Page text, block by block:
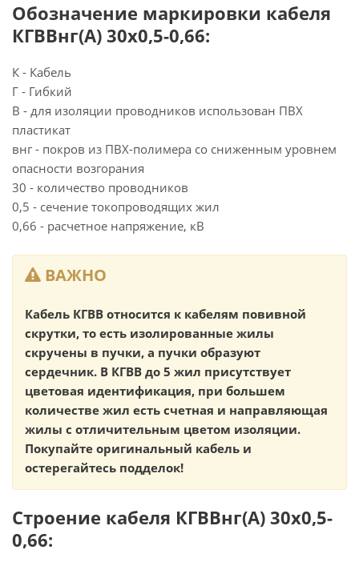
Обозначение маркировки кабеля
КГВВнг(А) 30х0,5-0,66:
К - Кабель
Г - Гибкий
В - для изоляции проводников использован ПВХ
пластикат
внг - покров из ПВХ-полимера со сниженным уровнем
опасности возгорания
30 - количество проводников
0,5 - сечение токопроводящих жил
0,66 - расчетное напряжение, кВ
ВАЖНО
Кабель КГВВ относится к кабелям повивной
скрутки, то есть изолированные жилы
скручены в пучки, а пучки образуют
сердечник. В КГВВ до 5 жил присутствует
цветовая идентификация, при большем
количестве жил есть счетная и направляющая
жилы с отличительным цветом изоляции.
Покупайте оригинальный кабель и
остерегайтесь подделок!
Строение кабеля КГВВнг(А) 30х0,5-
0,66: